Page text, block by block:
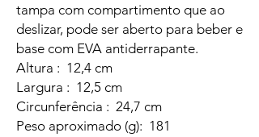
tampa com compartimento que ao
deslizar, pode ser aberto para beber e
base com EVA antiderrapante.
Altura : 12,4 cm
Largura : 12,5 cm
Circunferência : 24,7 cm
Peso aproximado (g): 181